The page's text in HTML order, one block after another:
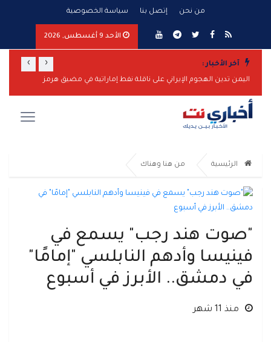
من نحن إتصل بنا سياسة الخصوصية
الأحد 9 أغسطس, 2026
آخر الأخبار :
اليمن تدين الهجوم الإيراني على ناقلة نفط إماراتية في مضيق هرمز
‹
›
الرئيسية من هنا وهناك
"صوت هند رجب" يسمع في
فينيسا وأدهم النابلسي "إمامًا"
في دمشق.. الأبرز في أسبوع
منذ 11 شهر